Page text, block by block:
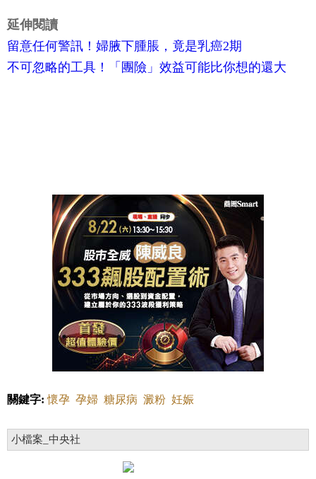
延伸閱讀
留意任何警訊！婦腋下腫脹，竟是乳癌2期
不可忽略的工具！「團險」效益可能比你想的還大
關鍵字: 懷孕 孕婦 糖尿病 澱粉 妊娠
小檔案_中央社